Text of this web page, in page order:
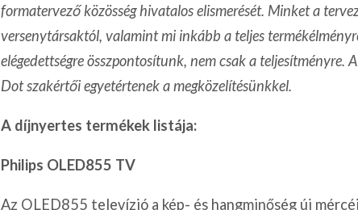
formatervező közösség hivatalos elismerését. Minket a
versenytársaktól, valamint mi inkább a teljes
elégedettségre összpontosítunk, nem csak a teljesítményre.
Dot szakértői egyetértenek a megközelítésünkkel.
A díjnyertes termékek listája:
Philips OLED855 TV
Az OLED855 televízió a kép- és hangminőség új